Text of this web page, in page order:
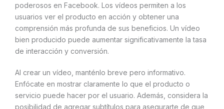
poderosos en Facebook. Los vídeos permiten a los
usuarios ver el producto en acción y obtener una
comprensión más profunda de sus beneficios. Un vídeo
bien producido puede aumentar significativamente la tasa
de interacción y conversión.
Al crear un vídeo, manténlo breve pero informativo.
Enfócate en mostrar claramente lo que el producto o
servicio puede hacer por el usuario. Además, considera la
posibilidad de agregar subtítulos para asegurarte de que